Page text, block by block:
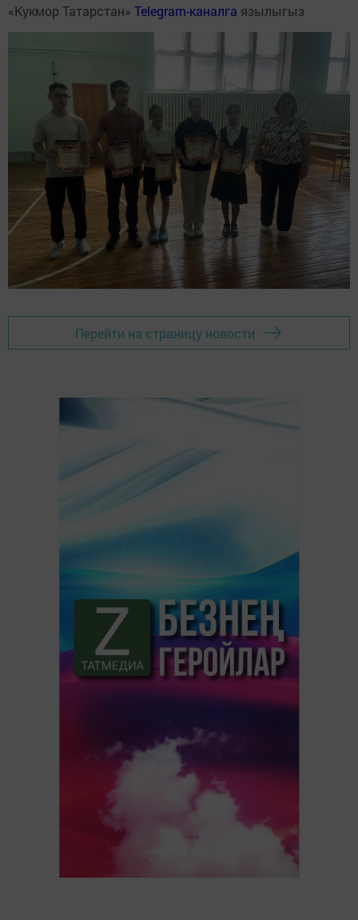
«Кукмор Татарстан» Telegram-каналга язылыгыз
Перейти на страницу новости